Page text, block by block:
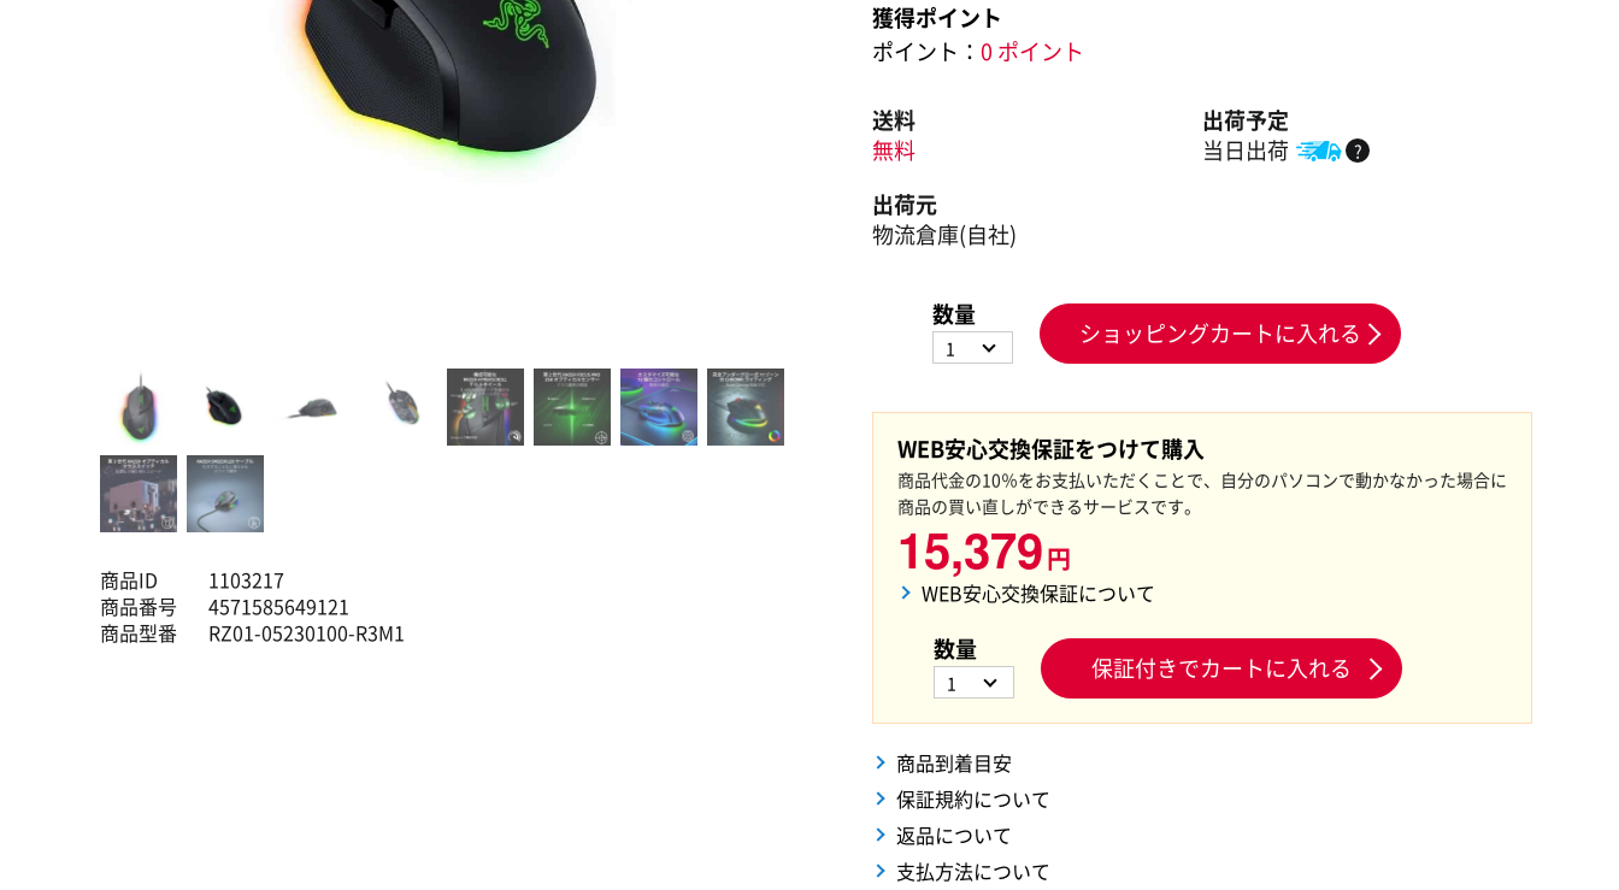
商品ID
1103217
商品番号
4571585649121
商品型番
RZ01-05230100-R3M1
獲得ポイント
ポイント： 0 ポイント
送料
無料
出荷予定
当日出荷
?
出荷元
物流倉庫(自社)
数量
1 ショッピングカートに入れる
WEB安心交換保証をつけて購入
商品代金の10％をお支払いただくことで、自分のパソコンで動かなかった場合に
商品の買い直しができるサービスです。
15,379円
WEB安心交換保証について
数量
1 保証付きでカートに入れる
商品到着目安
保証規約について
返品について
支払方法について